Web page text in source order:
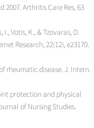
Arthritis Care Res, 63
Votis, K., & Tzovaras, D.
Research, 22(12), e23170.
rheumatic disease. J. Intern.
protection and physical
of Nursing Studies.